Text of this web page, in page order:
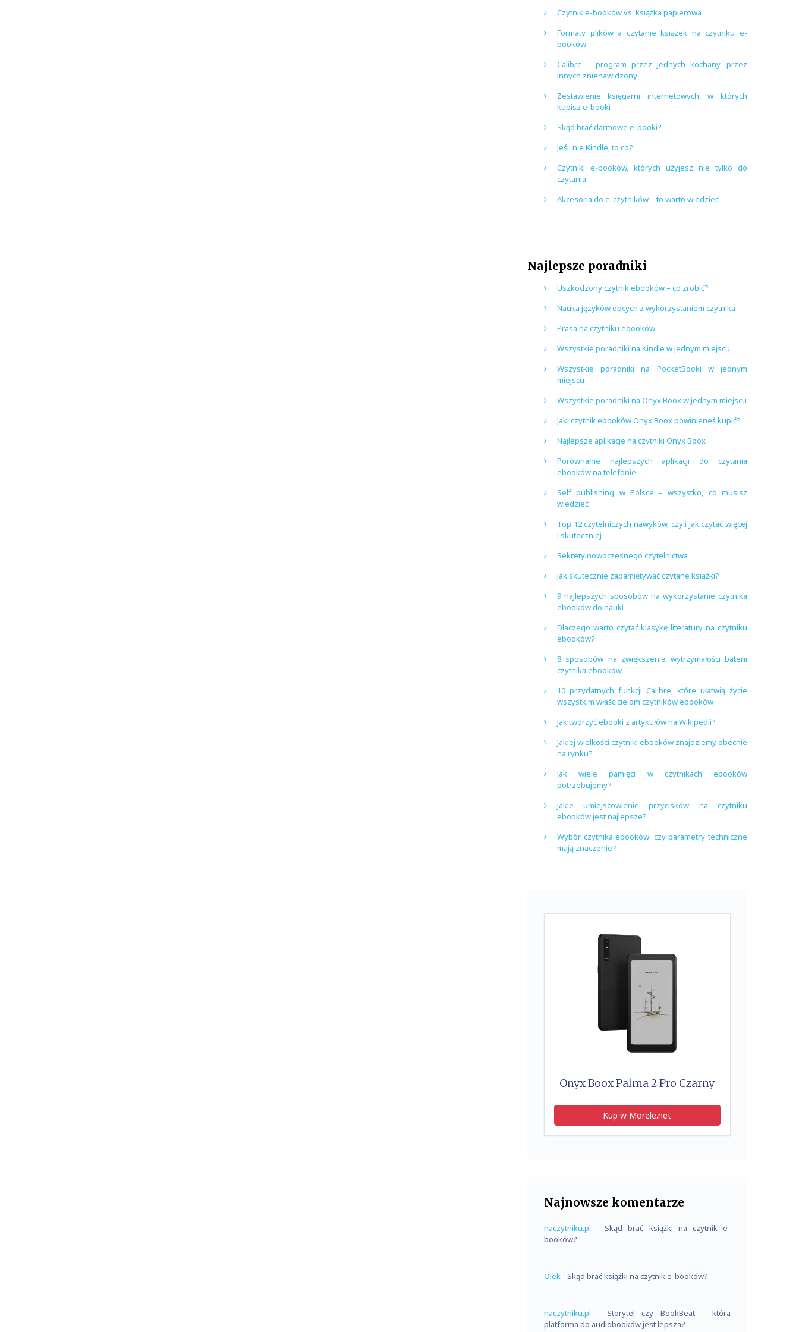
Czytnik e-booków vs. książka papierowa
Formaty plików a czytanie książek na czytniku e-
booków
Calibre – program przez jednych kochany, przez
innych znienawidzony
Zestawienie księgarni internetowych, w których
kupisz e-booki
Skąd brać darmowe e-booki?
Jeśli nie Kindle, to co?
Czytniki e-booków, których użyjesz nie tylko do
czytania
Akcesoria do e-czytników – to warto wiedzieć
Najlepsze poradniki
Uszkodzony czytnik ebooków – co zrobić?
Nauka języków obcych z wykorzystaniem czytnika
Prasa na czytniku ebooków
Wszystkie poradniki na Kindle w jednym miejscu
Wszystkie poradniki na PocketBooki w jednym
miejscu
Wszystkie poradniki na Onyx Boox w jednym miejscu
Jaki czytnik ebooków Onyx Boox powinieneś kupić?
Najlepsze aplikacje na czytniki Onyx Boox
Porównanie najlepszych aplikacji do czytania
ebooków na telefonie
Self publishing w Polsce – wszystko, co musisz
wiedzieć
Top 12 czytelniczych nawyków, czyli jak czytać więcej
i skuteczniej
Sekrety nowoczesnego czytelnictwa
Jak skutecznie zapamiętywać czytane książki?
9 najlepszych sposobów na wykorzystanie czytnika
ebooków do nauki
Dlaczego warto czytać klasykę literatury na czytniku
ebooków?
8 sposobów na zwiększenie wytrzymałości baterii
czytnika ebooków
10 przydatnych funkcji Calibre, które ułatwią życie
wszystkim właścicielom czytników ebooków
Jak tworzyć ebooki z artykułów na Wikipedii?
Jakiej wielkości czytniki ebooków znajdziemy obecnie
na rynku?
Jak wiele pamięci w czytnikach ebooków
potrzebujemy?
Jakie umiejscowienie przycisków na czytniku
ebooków jest najlepsze?
Wybór czytnika ebooków: czy parametry techniczne
mają znaczenie?
Onyx Boox Palma 2 Pro Czarny
Kup w Morele.net
Najnowsze komentarze
naczytniku.pl - Skąd brać książki na czytnik e-
booków?
Olek - Skąd brać książki na czytnik e-booków?
naczytniku.pl - Storytel czy BookBeat – która
platforma do audiobooków jest lepsza?